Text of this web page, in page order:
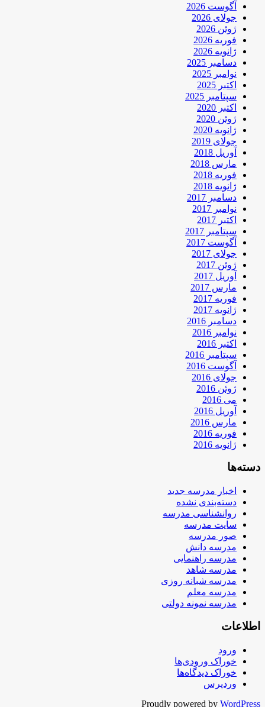
آگوست 2026
جولای 2026
ژوئن 2026
فوریه 2026
ژانویه 2026
دسامبر 2025
نوامبر 2025
اکتبر 2025
سپتامبر 2025
اکتبر 2020
ژوئن 2020
ژانویه 2020
جولای 2019
آوریل 2018
مارس 2018
فوریه 2018
ژانویه 2018
دسامبر 2017
نوامبر 2017
اکتبر 2017
سپتامبر 2017
آگوست 2017
جولای 2017
ژوئن 2017
آوریل 2017
مارس 2017
فوریه 2017
ژانویه 2017
دسامبر 2016
نوامبر 2016
اکتبر 2016
سپتامبر 2016
آگوست 2016
جولای 2016
ژوئن 2016
می 2016
آوریل 2016
مارس 2016
فوریه 2016
ژانویه 2016
دسته‌ها
اخبار مدرسه جدید
دسته‌بندی نشده
روانشناسی مدرسه
سایت مدرسه
صور مدرسه
مدرسه دانش
مدرسه راهنمایی
مدرسه شاهد
مدرسه شبانه روزی
مدرسه معلم
مدرسه نمونه دولتی
اطلاعات
ورود
خوراک ورودی‌ها
خوراک دیدگاه‌ها
وردپرس
Proudly powered by WordPress